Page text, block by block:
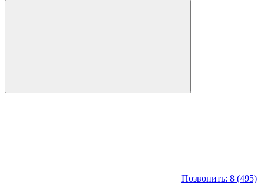
Позвонить: 8 (495)